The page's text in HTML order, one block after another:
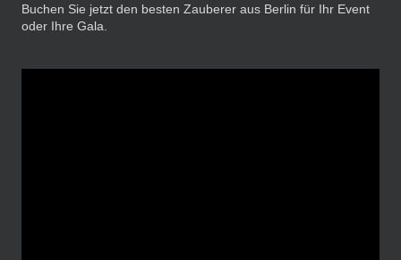
Buchen Sie jetzt den besten Zauberer aus Berlin für Ihr Event
oder Ihre Gala.